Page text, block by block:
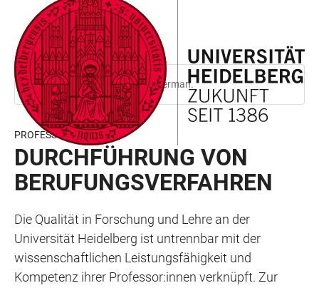
ACCESSIBILITY
LINKS
JUMP
TO
MAIN
CONTENT
OPEN
MAIN
NAVIGATION
OPEN
SEARCH
FORM
This page is only available in German.
PROFESSUREN
DURCHFÜHRUNG VON
BERUFUNGSVERFAHREN
Die Qualität in Forschung und Lehre an der
Universität Heidelberg ist untrennbar mit der
wissenschaftlichen Leistungsfähigkeit und
Kompetenz ihrer Professor:innen verknüpft. Zur